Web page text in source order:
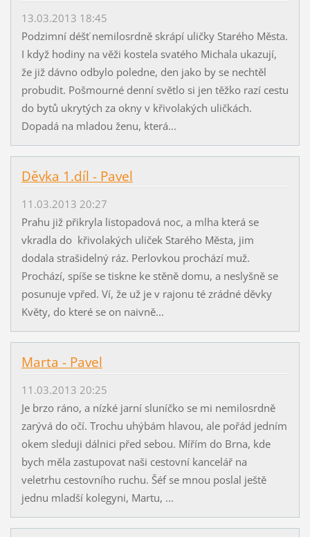
13.03.2013 18:45
Podzimní déšť nemilosrdně skrápí uličky Starého Města.
I když hodiny na věži kostela svatého Michala ukazují,
že již dávno odbylo poledne, den jako by se nechtěl
probudit. Pošmourné denní světlo si jen těžko razí cestu
do bytů ukrytých za okny v křivolakých uličkách.
Dopadá na mladou ženu, která...
Děvka 1.díl - Pavel
11.03.2013 20:27
Prahu již přikryla listopadová noc, a mlha která se
vkradla do křivolakých uliček Starého Města, jim
dodala strašidelný ráz. Perlovkou prochází muž.
Prochází, spíše se tiskne ke stěně domu, a neslyšně se
posunuje vpřed. Ví, že už je v rajonu té zrádné děvky
Květy, do které se on naivně...
Marta - Pavel
11.03.2013 20:25
Je brzo ráno, a nízké jarní sluníčko se mi nemilosrdně
zarývá do očí. Trochu uhýbám hlavou, ale pořád jedním
okem sleduji dálnici před sebou. Mířím do Brna, kde
bych měla zastupovat naši cestovní kancelář na
veletrhu cestovního ruchu. Šéf se mnou poslal ještě
jednu mladší kolegyni, Martu, ...